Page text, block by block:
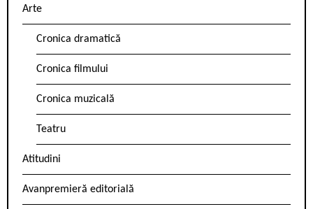
Arte
Cronica dramatică
Cronica filmului
Cronica muzicală
Teatru
Atitudini
Avanpremieră editorială